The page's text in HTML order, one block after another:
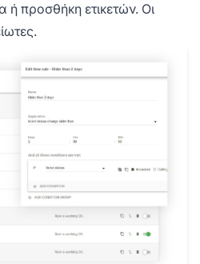
ή προσθήκη ετικετών. Οι